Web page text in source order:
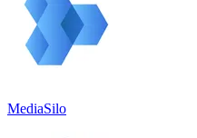
MediaSilo